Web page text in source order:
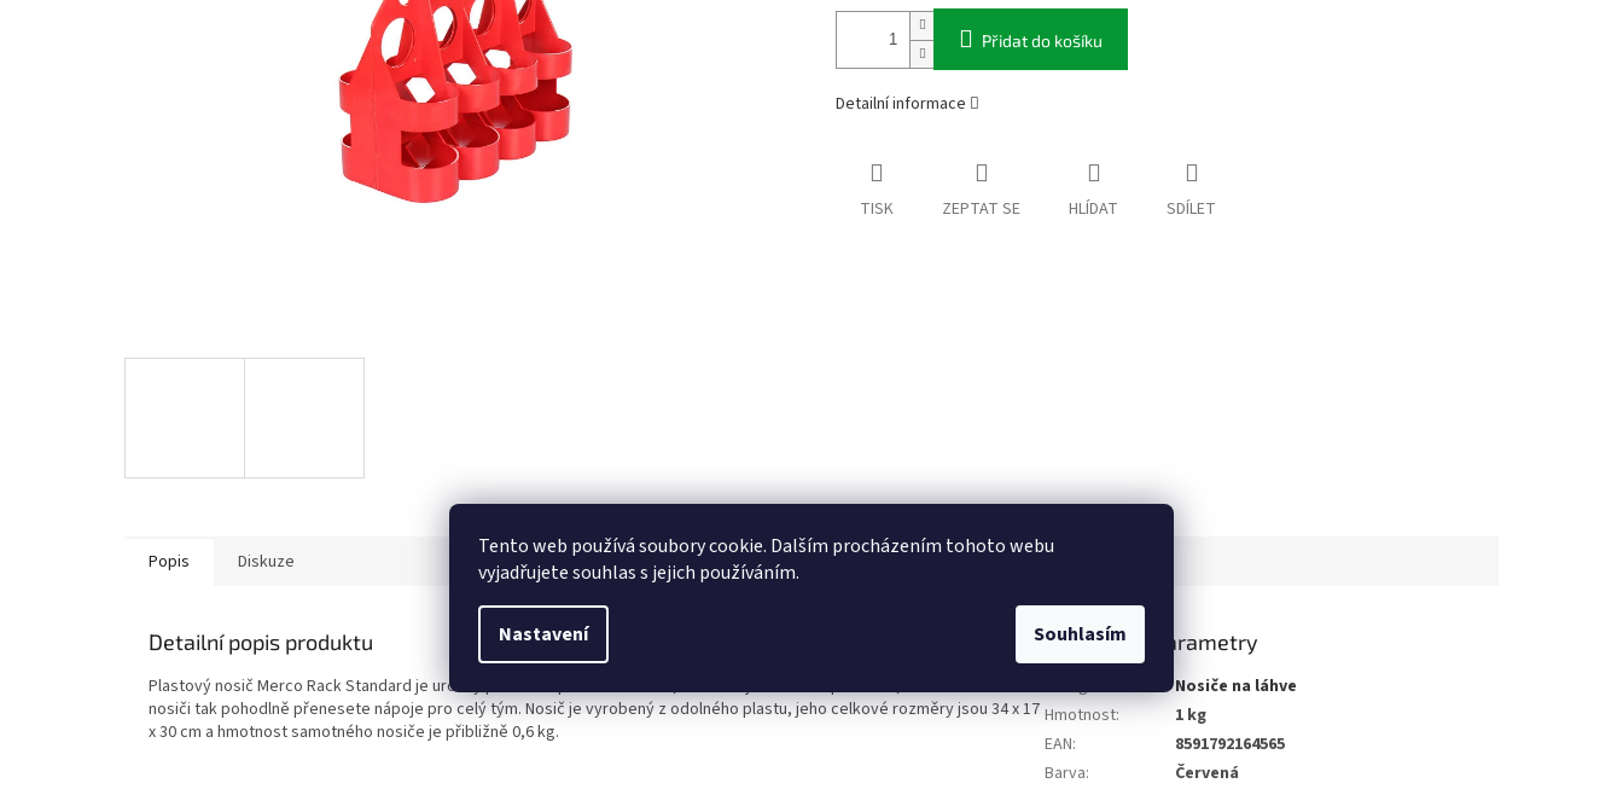
Tento web používá soubory cookie. Dalším procházením tohoto webu
vyjadřujete souhlas s jejich používáním.
Nastavení Souhlasím
Přidat do košíku
Detailní informace
TISK ZEPTAT SE HLÍDAT SDÍLET
Popis Diskuze
Detailní popis produktu
Plastový nosič Merco Rack Standard je určený pro osm sportovních lahví, které mají maximální průměr 7,5 cm. S těmito
nosiči tak pohodlně přenesete nápoje pro celý tým. Nosič je vyrobený z odolného plastu, jeho celkové rozměry jsou 34 x 17
x 30 cm a hmotnost samotného nosiče je přibližně 0,6 kg.
Doplňkové parametry
Kategorie:
Nosiče na láhve
Hmotnost:
1 kg
EAN:
8591792164565
Barva:
Červená